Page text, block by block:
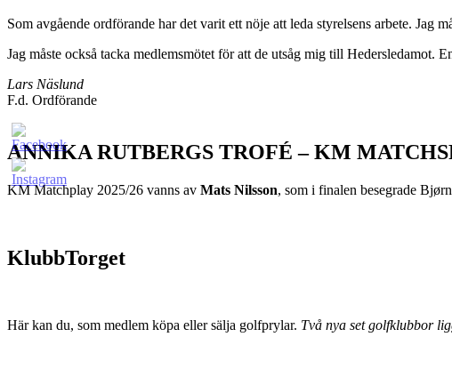
Som avgående ordförande har det varit ett nöje att leda styrelsens arbete. Jag
Jag måste också tacka medlemsmötet för att de utsåg mig till Hedersledamot.
Lars Näslund
F.d. Ordförande
ANNIKA RUTBERGS TROFÉ – KM
KM Matchplay 2025/26 vanns av Mats Nilsson, som i finalen besegrade
KlubbTorget
Här kan du, som medlem köpa eller sälja golfprylar. Två nya set golfklubbor